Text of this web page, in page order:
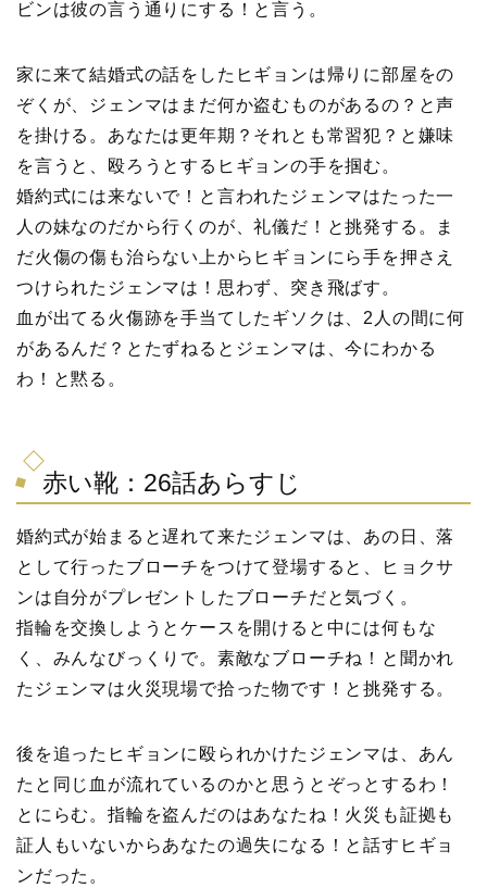
ビンは彼の言う通りにする！と言う。
家に来て結婚式の話をしたヒギョンは帰りに部屋をの
ぞくが、ジェンマはまだ何か盗むものがあるの？と声
を掛ける。あなたは更年期？それとも常習犯？と嫌味
を言うと、殴ろうとするヒギョンの手を掴む。
婚約式には来ないで！と言われたジェンマはたった一
人の妹なのだから行くのが、礼儀だ！と挑発する。ま
だ火傷の傷も治らない上からヒギョンにら手を押さえ
つけられたジェンマは！思わず、突き飛ばす。
血が出てる火傷跡を手当てしたギソクは、2人の間に何
があるんだ？とたずねるとジェンマは、今にわかる
わ！と黙る。
赤い靴：26話あらすじ
婚約式が始まると遅れて来たジェンマは、あの日、落
として行ったブローチをつけて登場すると、ヒョクサ
ンは自分がプレゼントしたブローチだと気づく。
指輪を交換しようとケースを開けると中には何もな
く、みんなびっくりで。素敵なブローチね！と聞かれ
たジェンマは火災現場で拾った物です！と挑発する。
後を追ったヒギョンに殴られかけたジェンマは、あん
たと同じ血が流れているのかと思うとぞっとするわ！
とにらむ。指輪を盗んだのはあなたね！火災も証拠も
証人もいないからあなたの過失になる！と話すヒギョ
ンだった。